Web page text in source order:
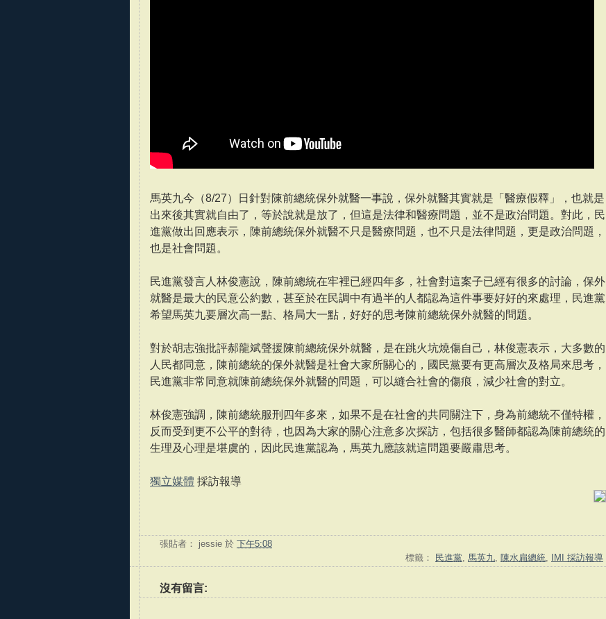
馬英九今（8/27）日針對陳前總統保外就醫一事說，保外就醫其實就是「醫療假釋」，也就是
出來後其實就自由了，等於說就是放了，但這是法律和醫療問題，並不是政治問題。對此，民
進黨做出回應表示，陳前總統保外就醫不只是醫療問題，也不只是法律問題，更是政治問題，
也是社會問題。
民進黨發言人林俊憲說，陳前總統在牢裡已經四年多，社會對這案子已經有很多的討論，保外
就醫是最大的民意公約數，甚至於在民調中有過半的人都認為這件事要好好的來處理，民進黨
希望馬英九要層次高一點、格局大一點，好好的思考陳前總統保外就醫的問題。
對於胡志強批評郝龍斌聲援陳前總統保外就醫，是在跳火坑燒傷自己，林俊憲表示，大多數的
人民都同意，陳前總統的保外就醫是社會大家所關心的，國民黨要有更高層次及格局來思考，
民進黨非常同意就陳前總統保外就醫的問題，可以縫合社會的傷痕，減少社會的對立。
林俊憲強調，陳前總統服刑四年多來，如果不是在社會的共同關注下，身為前總統不僅特權，
反而受到更不公平的對待，也因為大家的關心注意多次探訪，包括很多醫師都認為陳前總統的
生理及心理是堪虞的，因此民進黨認為，馬英九應該就這問題要嚴肅思考。
獨立媒體 採訪報導
張貼者： jessie 於 下午5:08
標籤： 民進黨 馬英九 陳水扁總統 IMI 採訪報導
沒有留言: